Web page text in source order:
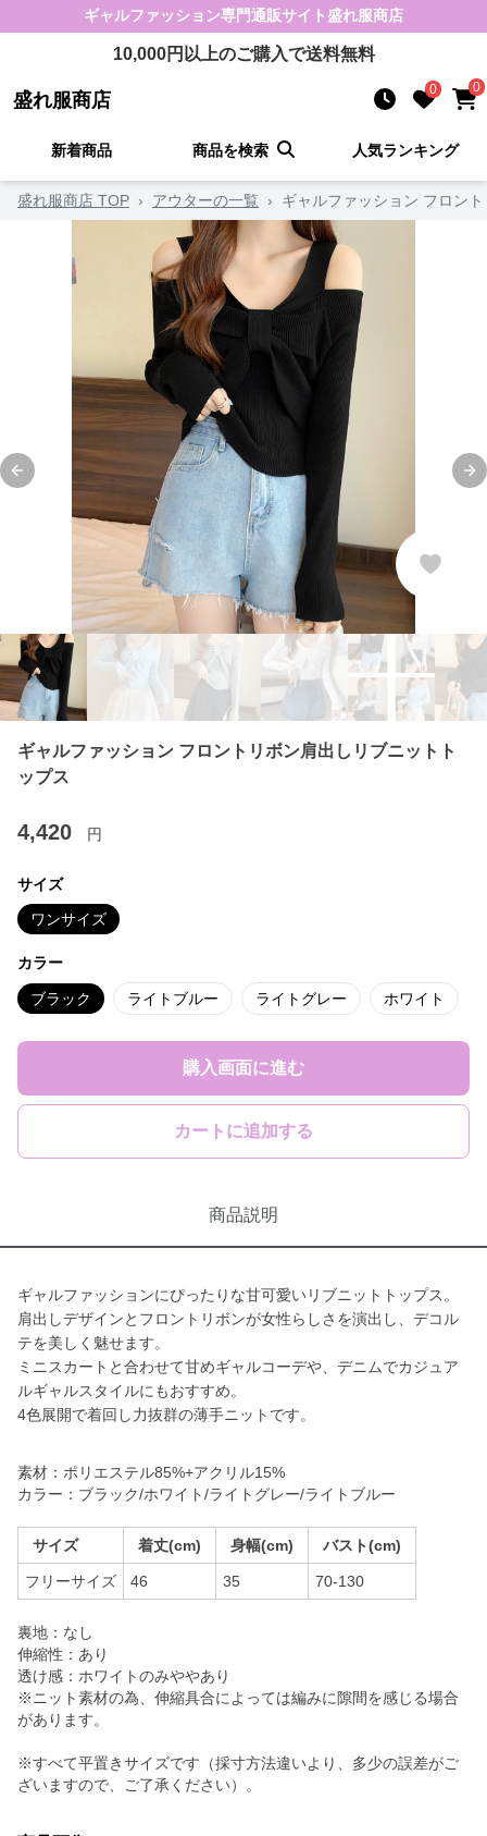
ギャルファッション専門通販サイト盛れ服商店
10,000円以上のご購入で送料無料
盛れ服商店 0 0
新着商品 商品を検索 人気ランキング
盛れ服商店 TOP › アウターの一覧 › ギャルファッション フロン
Previous slide
ギャルファッション フロントリボン肩出しリブニットト
ップス
4,420 円
サイズ
ワンサイズ
カラー
ブラック ライトブルー ライトグレー ホワイト
購入画面に進む
カートに追加する
商品説明
ギャルファッションにぴったりな甘可愛いリブニットトップス。
肩出しデザインとフロントリボンが女性らしさを演出し、デコル
テを美しく魅せます。
ミニスカートと合わせて甘めギャルコーデや、デニムでカジュア
ルギャルスタイルにもおすすめ。
4色展開で着回し力抜群の薄手ニットです。
素材：ポリエステル85%+アクリル15%
カラー：ブラック/ホワイト/ライトグレー/ライトブルー
サイズ 着丈(cm) 身幅(cm) バスト(cm)
フリーサイズ 46 35 70-130
裏地：なし
伸縮性：あり
透け感：ホワイトのみややあり
※ニット素材の為、伸縮具合によっては編みに隙間を感じる場合
があります。
※すべて平置きサイズです（採寸方法違いより、多少の誤差がご
ざいますので、ご了承ください）。